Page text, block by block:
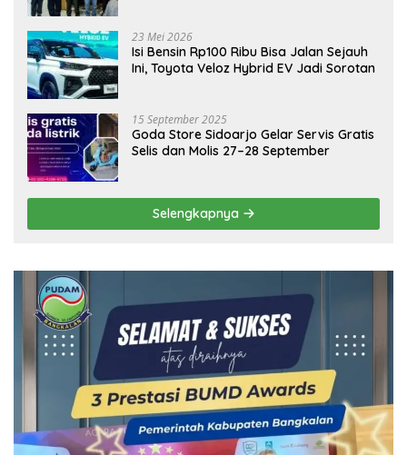
23 Mei 2026
Isi Bensin Rp100 Ribu Bisa Jalan Sejauh
Ini, Toyota Veloz Hybrid EV Jadi Sorotan
15 September 2025
Goda Store Sidoarjo Gelar Servis Gratis
Selis dan Molis 27–28 September
Selengkapnya